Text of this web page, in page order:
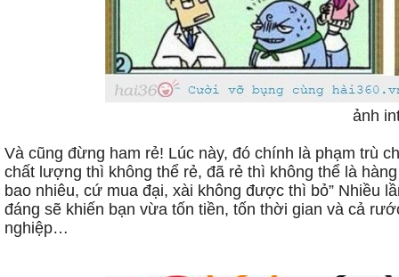
ảnh
Và cũng đừng ham rẻ! Lúc này, đó chính là phạm trù
chất lượng thì không thể rẻ, đã rẻ thì không thể là
bao nhiêu, cứ mua đại, xài không được thì bỏ” Nhiều
đáng sẽ khiến bạn vừa tốn tiền, tốn thời gian và cả
nghiệp…